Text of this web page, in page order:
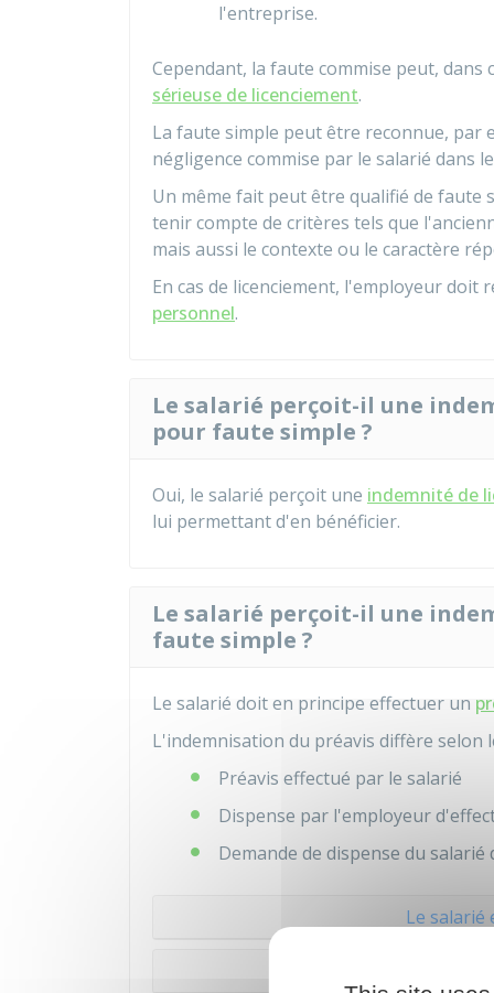
l'entreprise.
Cependant, la faute commise peut, dans
sérieuse de licenciement.
La faute simple peut être reconnue, par
négligence commise par le salarié dans
Un même fait peut être qualifié de faute
tenir compte de critères tels que
mais aussi le contexte ou le caractère
En cas de licenciement, l'employeur doit
personnel.
Le salarié perçoit-il une
pour faute simple ?
Oui, le salarié perçoit une indemnité de
lui permettant d'en bénéficier.
Le salarié perçoit-il une
faute simple ?
Le salarié doit en principe effectuer un
L'indemnisation du préavis diffère selon
Préavis effectué par le salarié
Dispense par l'employeur
Demande de dispense du
Le salarié